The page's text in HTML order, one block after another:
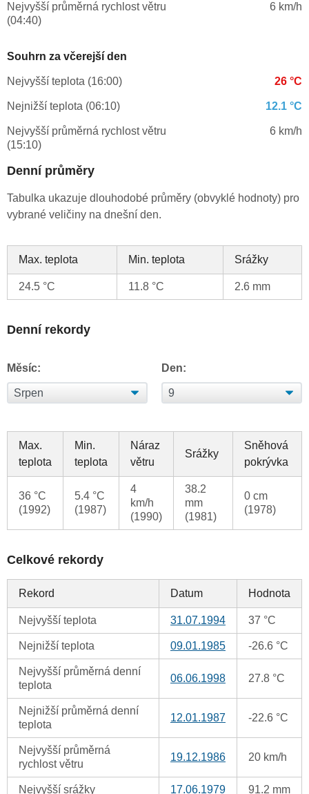
Nejvyšší průměrná rychlost větru
(04:40)
6 km/h
Souhrn za včerejší den
Nejvyšší teplota (16:00) 26 °C
Nejnižší teplota (06:10) 12.1 °C
Nejvyšší průměrná rychlost větru
(15:10)
6 km/h
Denní průměry
Tabulka ukazuje dlouhodobé průměry (obvyklé hodnoty) pro
vybrané veličiny na dnešní den.
Max. teplota Min. teplota Srážky
24.5 °C 11.8 °C 2.6 mm
Denní rekordy
Měsíc: Den:
Max.
teplota
Min.
teplota
Náraz
větru
Srážky
Sněhová
pokrývka
36 °C
(1992)
5.4 °C
(1987)
4
km/h
(1990)
38.2
mm
(1981)
0 cm
(1978)
Celkové rekordy
Rekord Datum Hodnota
Nejvyšší teplota 31.07.1994 37 °C
Nejnižší teplota 09.01.1985 -26.6 °C
Nejvyšší průměrná denní
teplota
06.06.1998 27.8 °C
Nejnižší průměrná denní
teplota
12.01.1987 -22.6 °C
Nejvyšší průměrná
rychlost větru
19.12.1986 20 km/h
Nejvyšší srážky 17.06.1979 91.2 mm